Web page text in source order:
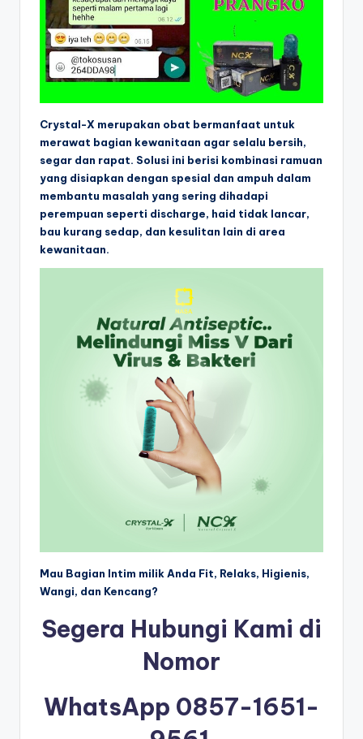
Crystal-X merupakan obat bermanfaat untuk
merawat bagian kewanitaan agar selalu bersih,
segar dan rapat. Solusi ini berisi kombinasi ramuan
yang disiapkan dengan spesial dan ampuh dalam
membantu masalah yang sering dihadapi
perempuan seperti discharge, haid tidak lancar,
bau kurang sedap, dan kesulitan lain di area
kewanitaan.
Mau Bagian Intim milik Anda Fit, Relaks, Higienis,
Wangi, dan Kencang?
Segera Hubungi Kami di
Nomor
WhatsApp 0857-1651-